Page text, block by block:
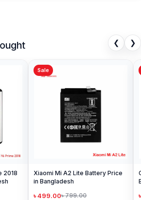
❮ ❯
2018
Sale
Xiaomi Mi A2 Lite Battery Price
in Bangladesh
৳ 499.00৳ 799.00